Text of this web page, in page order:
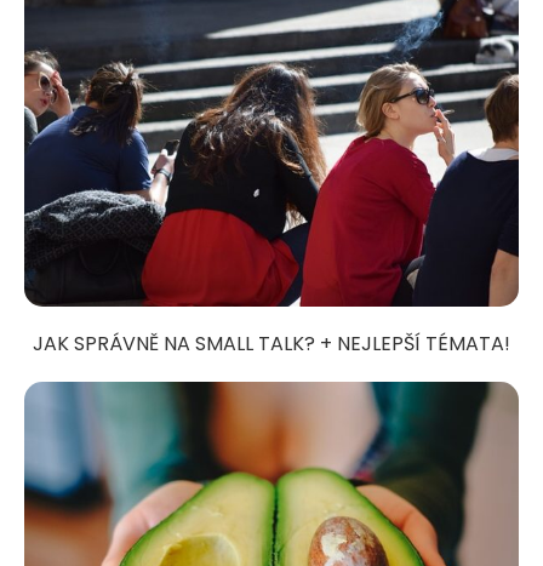
JAK SPRÁVNĚ NA SMALL TALK? + NEJLEPŠÍ TÉMATA!